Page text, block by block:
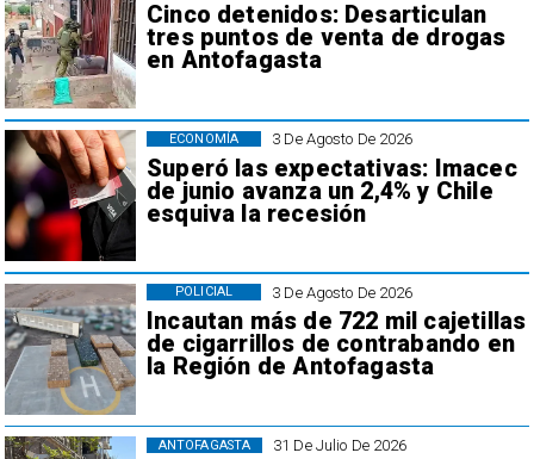
Cinco detenidos: Desarticulan
tres puntos de venta de drogas
en Antofagasta
3 De Agosto De 2026
Superó las expectativas: Imacec
de junio avanza un 2,4% y Chile
esquiva la recesión
ECONOMÍA
3 De Agosto De 2026
Incautan más de 722 mil cajetillas
de cigarrillos de contrabando en
la Región de Antofagasta
POLICIAL
31 De Julio De 2026
ANTOFAGASTA